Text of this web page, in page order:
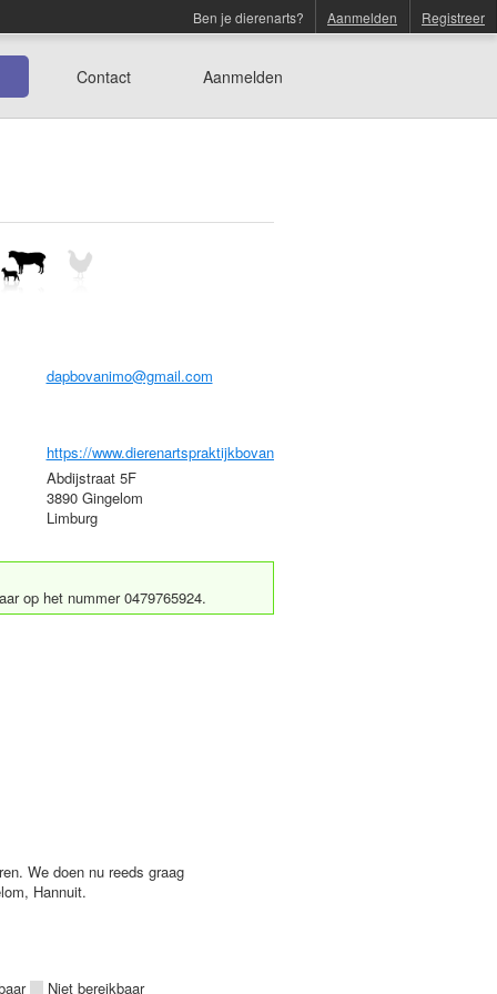
Aanmelden Registreer
Ben je dierenarts?
Contact Aanmelden
dapbovanimo@gmail.com
https://www.dierenartspraktijkbovanimo.be/
Abdijstraat 5F
3890 Gingelom
Limburg
op het nummer 0479765924.
We doen nu reeds graag
Hannuit.
Niet bereikbaar